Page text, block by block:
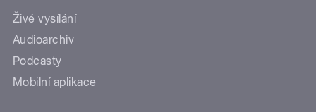
Živé vysílání
Audioarchiv
Podcasty
Mobilní aplikace